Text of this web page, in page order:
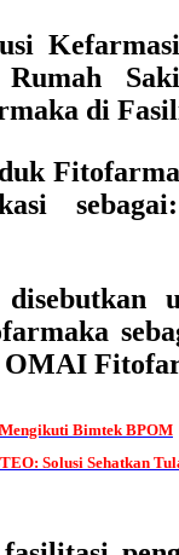
di
OMAI
Bimtek BPOM
Solusi Sehatkan